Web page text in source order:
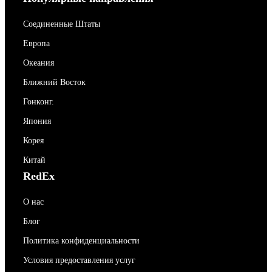
Соединенные Штаты
Европа
Океания
Ближний Восток
Гонконг.
Япония
Корея
Китай
RedEx
О нас
Блог
Политика конфиденциальности
Условия предоставления услуг